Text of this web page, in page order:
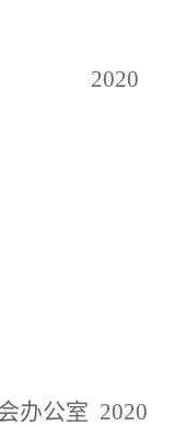
2020
办公室 2020